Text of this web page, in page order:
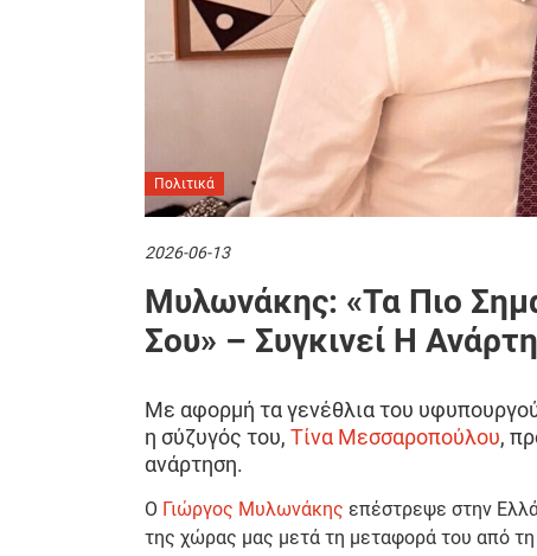
Πολιτικά
2026-06-13
Μυλωνάκης: «Τα Πιο
Σου» – Συγκινεί Η
Με αφορμή τα γενέθλια του
η σύζυγός του, Τίνα Μεσσαροπούλου,
ανάρτηση.
Ο Γιώργος Μυλωνάκης επέστρεψε στην
της χώρας μας μετά τη μεταφορά του από τη